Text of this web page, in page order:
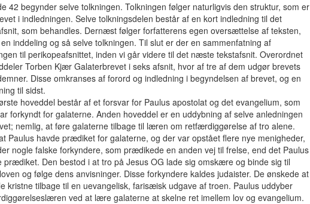
42 begynder selve tolkningen. Tolkningen følger naturligvis den struktur, som er
i indledningen. Selve tolkningsdelen består af en kort indledning til det
som behandles. Dernæst følger forfatterens egen oversættelse af teksten,
inddeling og så selve tolkningen. Til slut er der en sammenfatning af
til perikopeafsnittet, inden vi går videre til det næste tekstafsnit. Overordnet
Torben Kjær Galaterbrevet i seks afsnit, hvor af tre af dem udgør brevets
Disse omkranses af forord og indledning i begyndelsen af brevet, og en
til sidst.
hoveddel består af et forsvar for Paulus apostolat og det evangelium, som
forkyndt for galaterne. Anden hoveddel er en uddybning af selve anledningen
nemlig, at føre galaterne tilbage til læren om retfærdiggørelse af tro alene.
Paulus havde prædiket for galaterne, og der var opstået flere nye menigheder,
nogle falske forkyndere, som prædikede en anden vej til frelse, end det Paulus
prædiket. Den bestod i at tro på Jesus OG lade sig omskære og binde sig til
og følge dens anvisninger. Disse forkyndere kaldes judaister. De ønskede at
kristne tilbage til en uevangelisk, farisæisk udgave af troen. Paulus uddyber
ved at lære galaterne at skelne ret imellem lov og evangelium.